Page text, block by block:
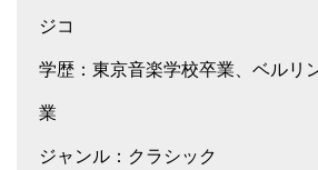
ジコ
学歴：東京音楽学校卒業、ベルリ
業
ジャンル：クラシック